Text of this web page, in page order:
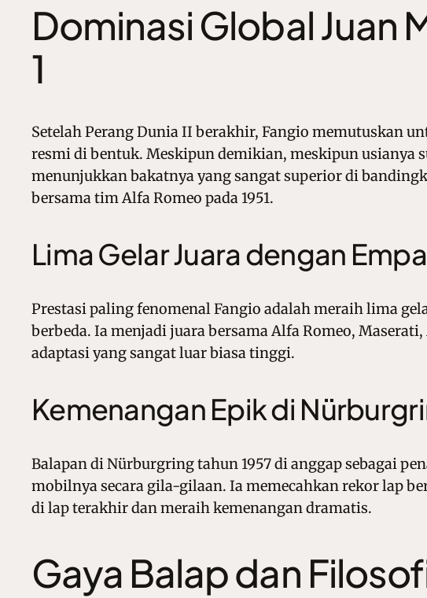
Dominasi Global Juan
1
Setelah Perang Dunia II berakhir, Fangio memutuskan
resmi di bentuk. Meskipun demikian, meskipun usianya
menunjukkan bakatnya yang sangat superior di
bersama tim Alfa Romeo pada 1951.
Lima Gelar Juara dengan
Prestasi paling fenomenal Fangio adalah meraih lima
berbeda. Ia menjadi juara bersama Alfa Romeo,
adaptasi yang sangat luar biasa tinggi.
Kemenangan Epik di
Balapan di Nürburgring tahun 1957 di anggap sebagai
mobilnya secara gila-gilaan. Ia memecahkan rekor lap
di lap terakhir dan meraih kemenangan dramatis.
Gaya Balap dan